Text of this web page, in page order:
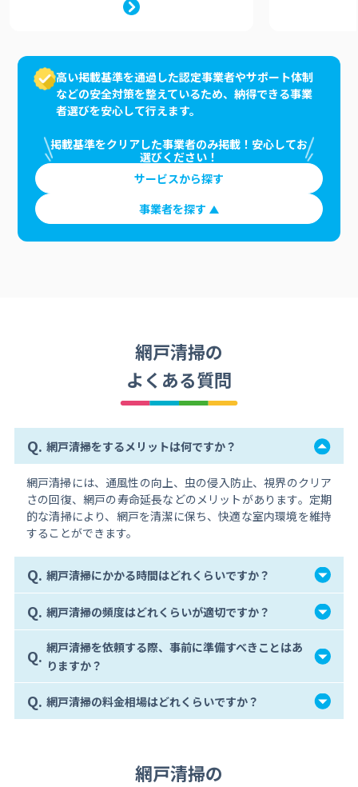
高い掲載基準を通過した認定事業者やサポート体制
などの安全対策を整えているため、納得できる事業
者選びを安心して行えます。
掲載基準をクリアした事業者のみ掲載！安心してお
選びください！
サービスから探す
事業者を探す
網戸清掃の
よくある質問
Q. 網戸清掃をするメリットは何ですか？
網戸清掃には、通風性の向上、虫の侵入防止、視界のクリア
さの回復、網戸の寿命延長などのメリットがあります。定期
的な清掃により、網戸を清潔に保ち、快適な室内環境を維持
することができます。
Q. 網戸清掃にかかる時間はどれくらいですか？
Q. 網戸清掃の頻度はどれくらいが適切ですか？
Q. 網戸清掃を依頼する際、事前に準備すべきことはあ
りますか？
Q. 網戸清掃の料金相場はどれくらいですか？
網戸清掃の